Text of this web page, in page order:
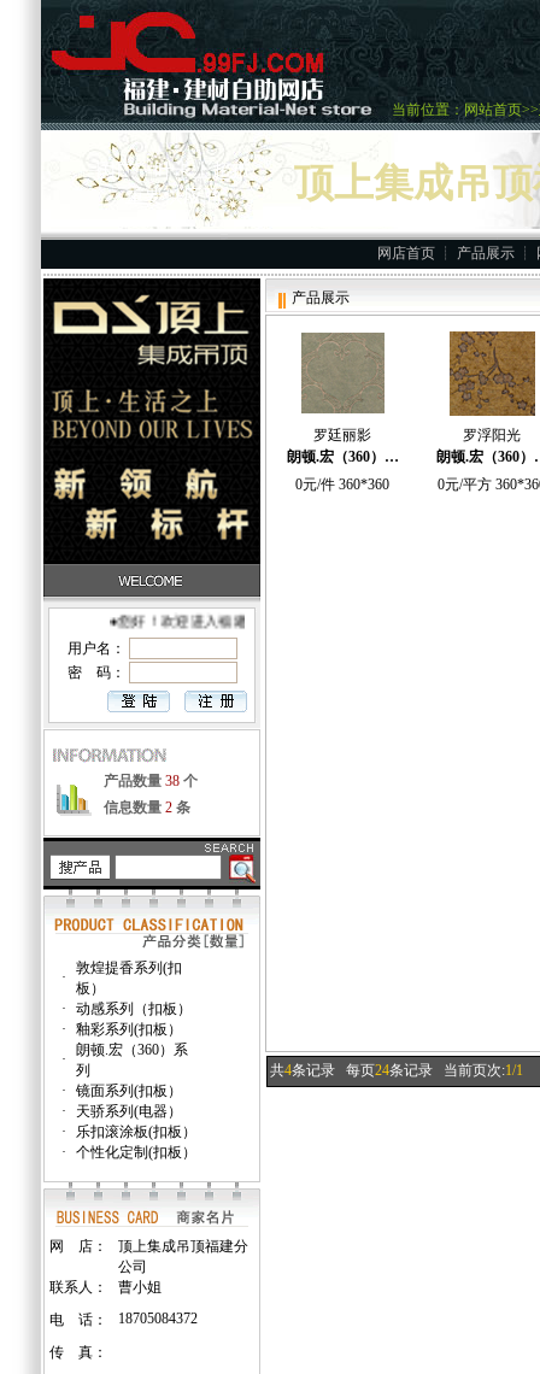
当前位置： 网站首页>>
国广一叶卡上超市
重要供应商
顶上集成吊
网店首页 ┊ 产品展示 ┊
●您好！欢迎进入福建建材·自助网店！
用户名：
密 码：
产品数量 38 个
信息数量 2 条
·
敦煌提香系列(扣
板）
·
动感系列（扣板）
·
釉彩系列(扣板）
·
朗顿.宏（360）系
列
·
镜面系列(扣板）
·
天骄系列(电器）
·
乐扣滚涂板(扣板）
·
个性化定制(扣板）
网 店：
顶上集成吊顶福建分
公司
联系人：
曹小姐
电 话：
18705084372
传 真：
产品展示
罗廷丽影
朗顿.宏（360）…
0元/件 360*360
罗浮阳光
朗顿.宏（360
0元/平方
共4条记录 每页24条记录 当前页次:1/1